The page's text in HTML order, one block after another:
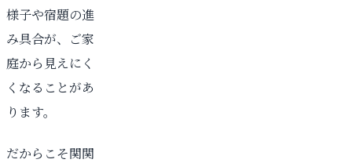
様子や宿題の進
み具合が、ご家
庭から見えにく
くなることがあ
ります。
だからこそ関関